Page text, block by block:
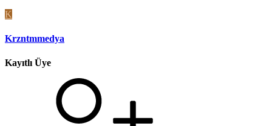
K
Krzntmmedya
Kayıtlı Üye